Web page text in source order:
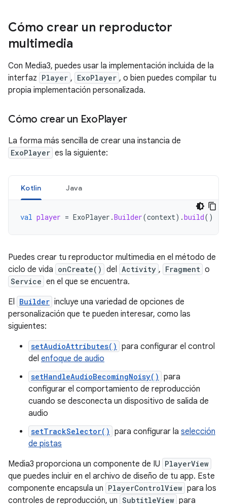
Cómo crear un reproductor
multimedia
Con Media3, puedes usar la implementación incluida de la
interfaz Player , ExoPlayer , o bien puedes compilar tu
propia implementación personalizada.
Cómo crear un ExoPlayer
La forma más sencilla de crear una instancia de
ExoPlayer es la siguiente:
Kotlin Java
val player = ExoPlayer .Builder(context).build()
Puedes crear tu reproductor multimedia en el método de
ciclo de vida onCreate() del Activity , Fragment o
Service en el que se encuentra.
El Builder incluye una variedad de opciones de
personalización que te pueden interesar, como las
siguientes:
setAudioAttributes() para configurar el control
del enfoque de audio
setHandleAudioBecomingNoisy() para
configurar el comportamiento de reproducción
cuando se desconecta un dispositivo de salida de
audio
setTrackSelector() para configurar la selección
de pistas
Media3 proporciona un componente de IU PlayerView
que puedes incluir en el archivo de diseño de tu app. Este
componente encapsula un PlayerControlView para los
controles de reproducción, un SubtitleView para